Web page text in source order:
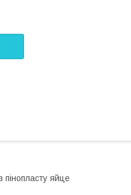
пінопласту яйце